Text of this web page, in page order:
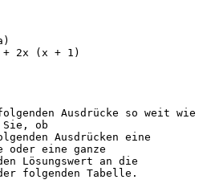
+ 2x (x + 1)
Ausdrücke so weit wie
Sie, ob
Ausdrücken eine
eine ganze
Lösungswert an die
folgenden Tabelle.